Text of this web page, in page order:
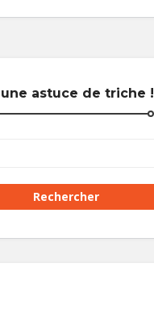
astuce de triche !